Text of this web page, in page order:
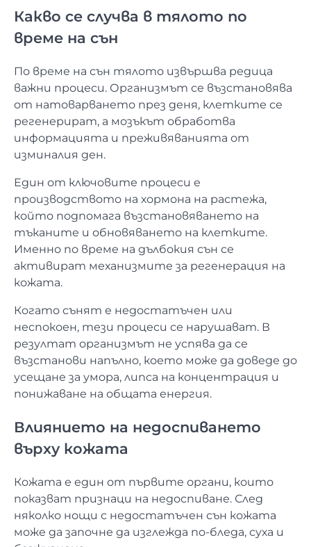
Какво се случва в тялото по
време на сън
По време на сън тялото извършва редица
важни процеси. Организмът се възстановява
от натоварването през деня, клетките се
регенерират, а мозъкът обработва
информацията и преживяванията от
изминалия ден.
Един от ключовите процеси е
производството на хормона на растежа,
който подпомага възстановяването на
тъканите и обновяването на клетките.
Именно по време на дълбокия сън се
активират механизмите за регенерация на
кожата.
Когато сънят е недостатъчен или
неспокоен, тези процеси се нарушават. В
резултат организмът не успява да се
възстанови напълно, което може да доведе до
усещане за умора, липса на концентрация и
понижаване на общата енергия.
Влиянието на недоспиването
върху кожата
Кожата е един от първите органи, които
показват признаци на недоспиване. След
няколко нощи с недостатъчен сън кожата
може да започне да изглежда по-бледа, суха и